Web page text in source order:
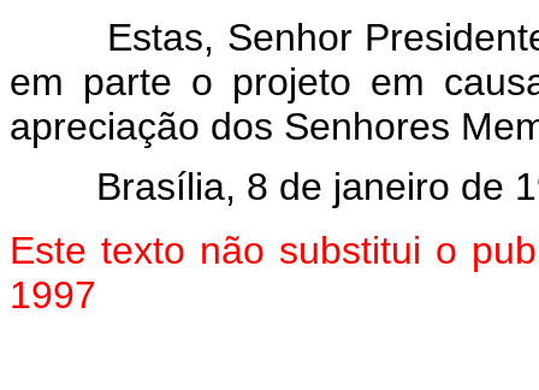
Estas, Senhor
em parte o projeto em
apreciação dos Senhores
Brasília, 8 de janeiro de
Este texto não substitui o
1997